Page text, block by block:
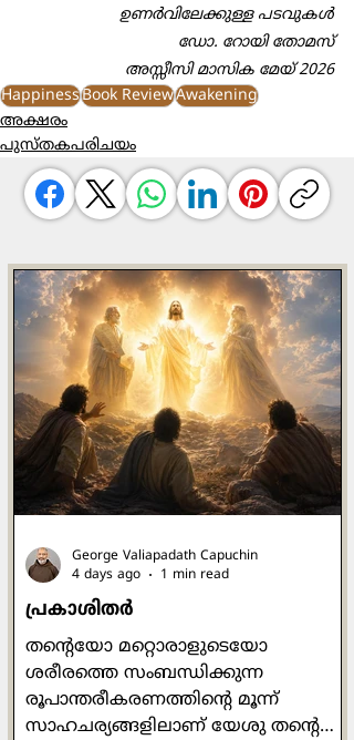
ഉണര്‍വിലേക്കുള്ള പടവുകള്‍
ഡോ. റോയി തോമസ്
അസ്സീസി മാസിക മേയ് 2026
HappinessBook ReviewAwakening
അക്ഷരം
പുസ്തകപരിചയം
പ്രകാശിതർ
തന്റെയോ മറ്റൊരാളുടെയോ
ശരീരത്തെ സംബന്ധിക്കുന്ന
രൂപാന്തരീകരണത്തിന്റെ മൂന്ന്
സാഹചര്യങ്ങളിലാണ് യേശു തൻ്റെ
George Valiapadath Capuchin
4 days ago
1 min read